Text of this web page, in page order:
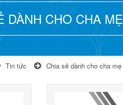
DÀNH CHO CHA MẸ
Tin tức Chia sẻ dành cho cha mẹ